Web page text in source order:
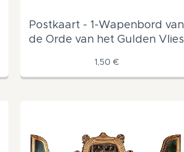
Postkaart - 1-Wapenbord van
de Orde van het Gulden Vlies
1,50 €